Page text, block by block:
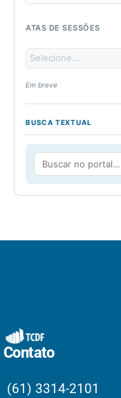
ATAS DE SESSÕES
Em breve
BUSCA TEXTUAL
Contato
(61) 3314-2101